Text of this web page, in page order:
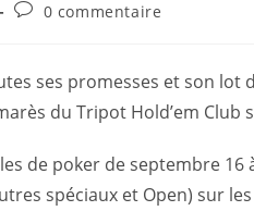
0 commentaire
ses promesses et son lot
du Tripot Hold’em Club
de poker de septembre 16
spéciaux et Open) sur